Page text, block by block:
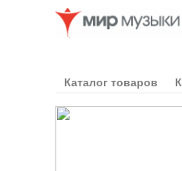
Каталог товаров